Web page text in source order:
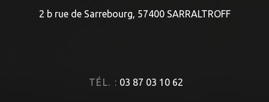
2 b rue de Sarrebourg, 57400 SARRALTROFF
TÉL. : 03 87 03 10 62